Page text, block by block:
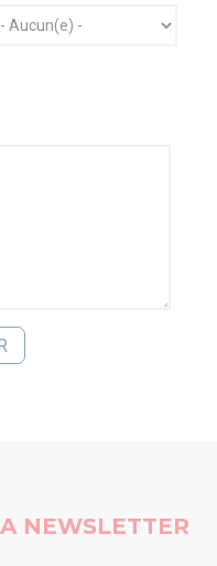
NEWSLETTER